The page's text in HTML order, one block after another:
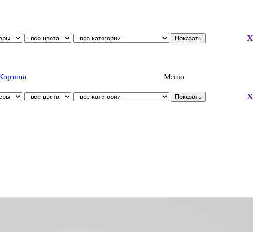
X
Меню
X